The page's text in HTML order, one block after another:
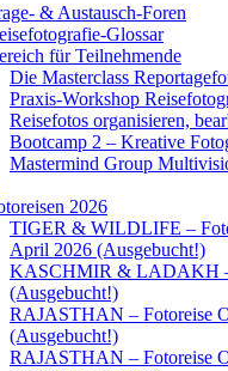
& Austausch-Foren
Glossar
für Teilnehmende
Die Masterclass
Praxis-Workshop
Reisefotos organisieren,
Bootcamp 2 – Kreative
Mastermind Group
2026
TIGER & WILDLIFE –
April 2026 (Ausgebucht!)
KASCHMIR & LADAKH –
(Ausgebucht!)
RAJASTHAN – Fotoreise
(Ausgebucht!)
RAJASTHAN – Fotoreise